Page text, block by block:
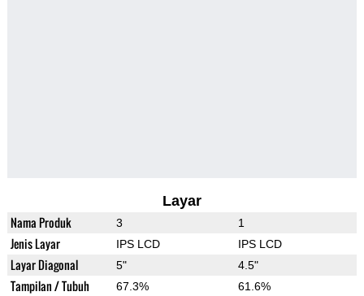
Layar
Nama Produk 3 1
Jenis Layar IPS LCD IPS LCD
Layar Diagonal 5" 4.5"
Tampilan / Tubuh 67.3% 61.6%